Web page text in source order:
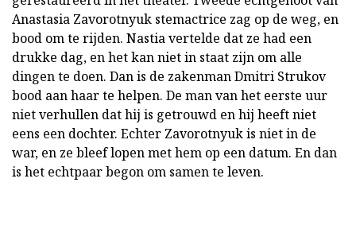
Anastasia Zavorotnyuk stemactrice zag op de weg, en
bood om te rijden. Nastia vertelde dat ze had een
drukke dag, en het kan niet in staat zijn om alle
dingen te doen. Dan is de zakenman Dmitri Strukov
bood aan haar te helpen. De man van het eerste uur
niet verhullen dat hij is getrouwd en hij heeft niet
eens een dochter. Echter Zavorotnyuk is niet in de
war, en ze bleef lopen met hem op een datum. En dan
is het echtpaar begon om samen te leven.